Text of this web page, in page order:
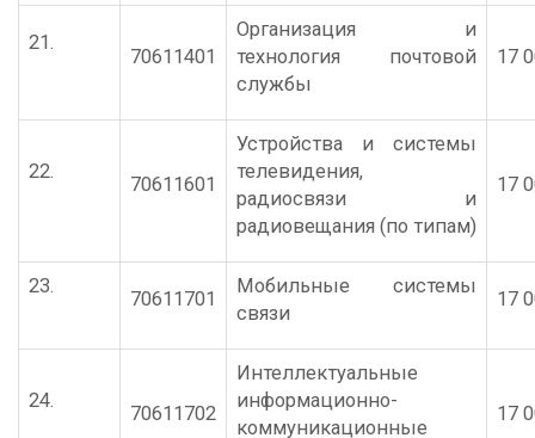
21.
70611401
Организация и
технология почтовой
службы
17
22.
70611601
Устройства и системы
телевидения,
радиосвязи и
радиовещания (по типам)
17
23.
70611701
Мобильные системы
связи
17
24.
70611702
Интеллектуальные
информационно-
коммуникационные
17